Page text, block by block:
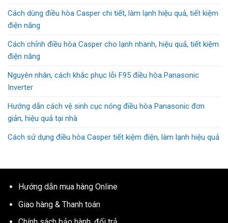
Cách dùng điều hòa Casper chi tiết, làm lạnh hiệu quả, tiết kiệm
điện năng
Cách chỉnh điều hòa Casper cho lạnh nhanh, hiệu quả, tiết kiệm
điện năng
Nguyên nhân, cách khắc phục lỗi F95 điều hòa Panasonic
Inverter
Hướng dẫn cách vệ sinh cục nóng điều hòa Panasonic đơn
giản, hiệu quả tại nhà
Cách sử dụng điều hòa Casper tiết kiệm điện, làm lạnh hiệu quả
Hướng dẫn mua hàng Online
Giao hàng & Thanh toán